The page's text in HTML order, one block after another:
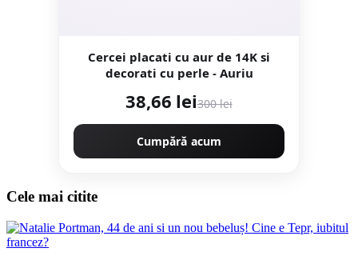
Cercei placati cu aur de 14K si
decorati cu perle - Auriu
38,66 lei300 lei
Cumpără acum
Cele mai citite